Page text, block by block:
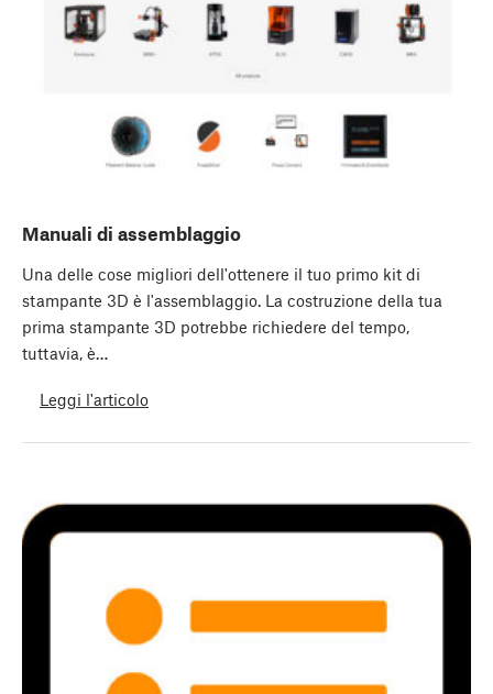
Manuali di assemblaggio
Una delle cose migliori dell'ottenere il tuo primo kit di
stampante 3D è l'assemblaggio. La costruzione della tua
prima stampante 3D potrebbe richiedere del tempo,
tuttavia, è…
Leggi l'articolo